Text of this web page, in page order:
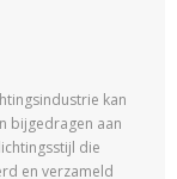
kan
bijgedragen aan
die
en verzameld